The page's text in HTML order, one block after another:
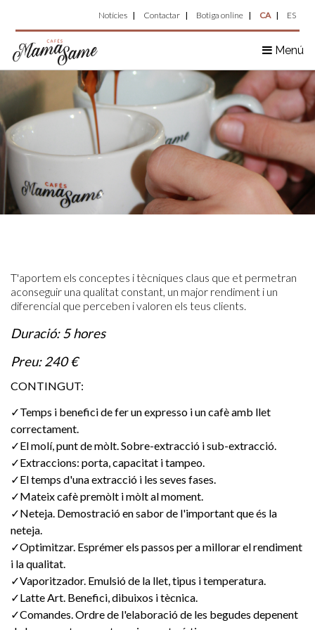
contingut
Top
Menu
Notícies Contactar Botiga online CA ES
Menú
T'aportem els conceptes i tècniques claus que et permetran
aconseguir una qualitat constant, un major rendiment i un
diferencial que perceben i valoren els teus clients.
Duració: 5 hores
Preu: 240 €
CONTINGUT:
✓Temps i benefici de fer un expresso i un cafè amb llet
correctament.
✓El molí, punt de mòlt. Sobre-extracció i sub-extracció.
✓Extraccions: porta, capacitat i tampeo.
✓El temps d'una extracció i les seves fases.
✓Mateix cafè premòlt i mòlt al moment.
✓Neteja. Demostració en sabor de l'important que és la
neteja.
✓Optimitzar. Esprémer els passos per a millorar el rendiment
i la qualitat.
✓Vaporitzador. Emulsió de la llet, tipus i temperatura.
✓Latte Art. Benefici, dibuixos i tècnica.
✓Comandes. Ordre de l'elaboració de les begudes depenent